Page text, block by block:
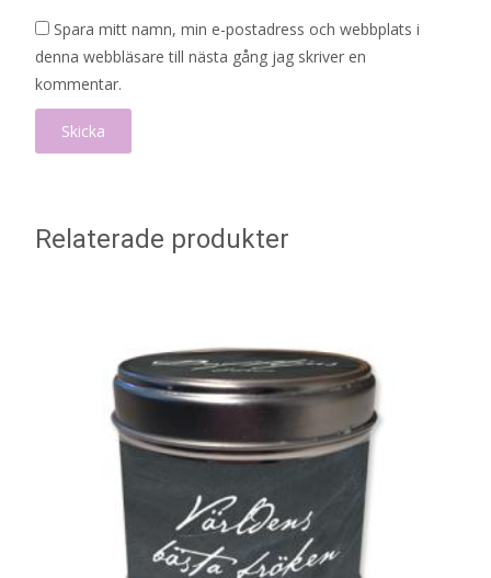
Spara mitt namn, min e-postadress och webbplats i
denna webbläsare till nästa gång jag skriver en
kommentar.
Relaterade produkter